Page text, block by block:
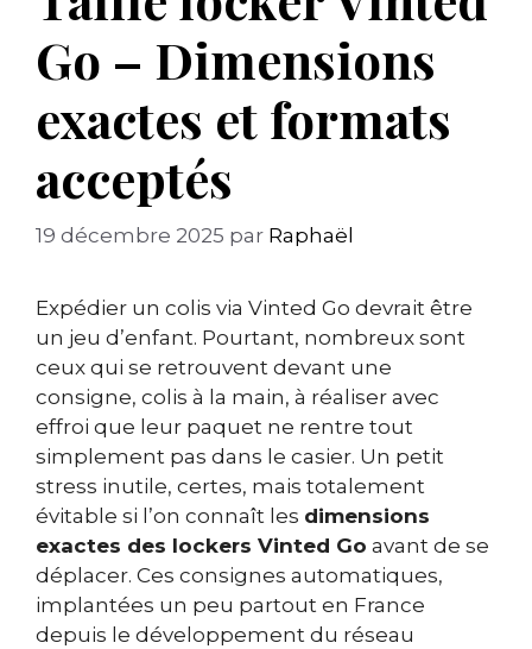
Go – Dimensions
exactes et formats
acceptés
19 décembre 2025 par Raphaël
Expédier un colis via Vinted Go devrait être
un jeu d’enfant. Pourtant, nombreux sont
ceux qui se retrouvent devant une
consigne, colis à la main, à réaliser avec
effroi que leur paquet ne rentre tout
simplement pas dans le casier. Un petit
stress inutile, certes, mais totalement
évitable si l’on connaît les dimensions
exactes des lockers Vinted Go avant de se
déplacer. Ces consignes automatiques,
implantées un peu partout en France
depuis le développement du réseau